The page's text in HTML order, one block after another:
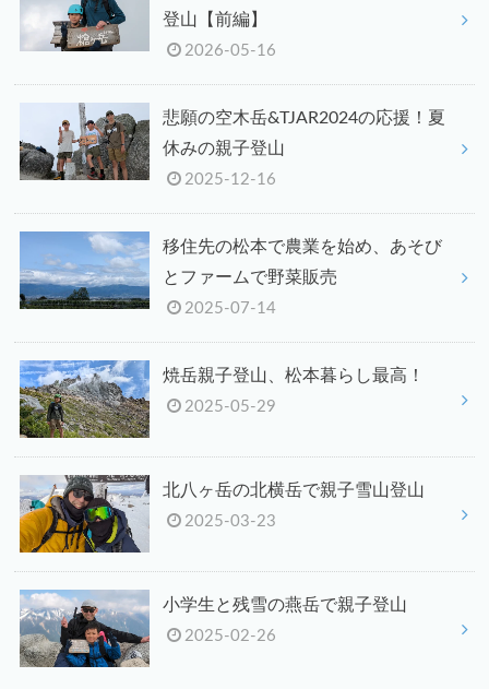
登山【前編】
2026-05-16
悲願の空木岳&TJAR2024の応援！夏
休みの親子登山
2025-12-16
移住先の松本で農業を始め、あそび
とファームで野菜販売
2025-07-14
焼岳親子登山、松本暮らし最高！
2025-05-29
北八ヶ岳の北横岳で親子雪山登山
2025-03-23
小学生と残雪の燕岳で親子登山
2025-02-26